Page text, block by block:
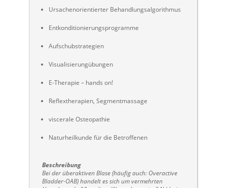
Ursachenorientierter Behandlungsalgorithmus
Entkonditionierungsprogramme
Aufschubstrategien
Visualisierungübungen
E-Therapie – hands on!
Reflextherapien, Segmentmassage
viscerale Osteopathie
Naturheilkunde für die Betroffenen
Beschreibung
Bei der überaktiven Blase (häufig auch: Overactive
Bladder-OAB) handelt es sich um vermehrten